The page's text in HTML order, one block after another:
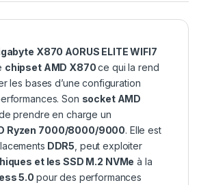
X870 AORUS ELITE WIFI7
chipset AMD X870ce qui la rend
les bases d’une configuration
Son socket AMD
prendre en charge un
Ryzen 7000/8000/9000. Elle est
DDR5 , peut exploiter
et les SSD M.2 NVMe à la
5.0 pour des performances